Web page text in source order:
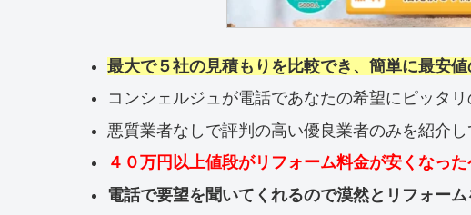
最大で５社の見積もりを比較でき、簡単に最安
コンシェルジュが電話であなたの希望にピッタ
悪質業者なしで評判の高い優良業者のみを紹介
４０万円以上値段がリフォーム料金が安くなった
電話で要望を聞いてくれるので漠然とリフォー